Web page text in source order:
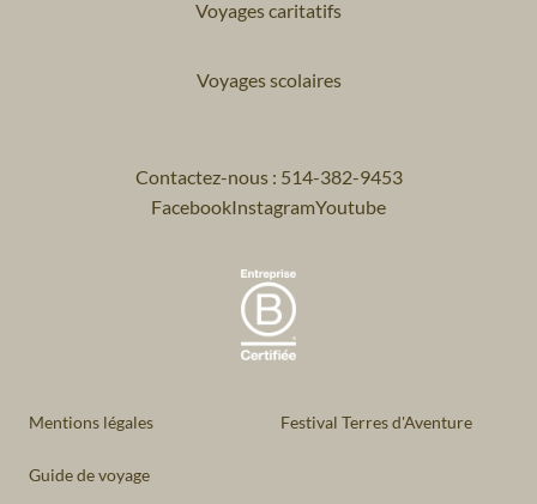
Voyages caritatifs
Voyages scolaires
Contactez-nous : 514-382-9453
FacebookInstagramYoutube
Mentions légales Festival Terres d'Aventure
Guide de voyage